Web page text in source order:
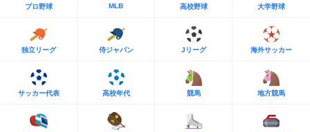
プロ野球 MLB 高校野球 大学野球
独立リーグ 侍ジャパン Jリーグ 海外サッカー
サッカー代表 高校年代 競馬 地方競馬